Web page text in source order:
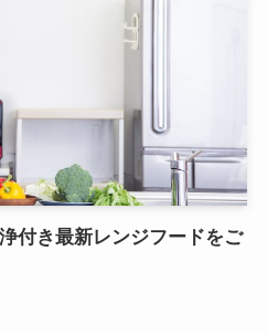
付き最新レンジフードをご